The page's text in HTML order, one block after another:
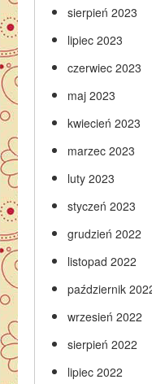
sierpień 2023
lipiec 2023
czerwiec 2023
maj 2023
kwiecień 2023
marzec 2023
luty 2023
styczeń 2023
grudzień 2022
listopad 2022
październik
wrzesień 2022
sierpień 2022
lipiec 2022